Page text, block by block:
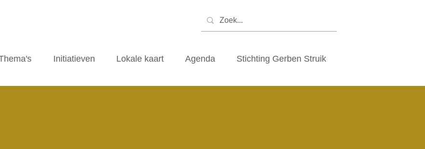
Initiatieven Lokale kaart Agenda Stichting Gerben Struik